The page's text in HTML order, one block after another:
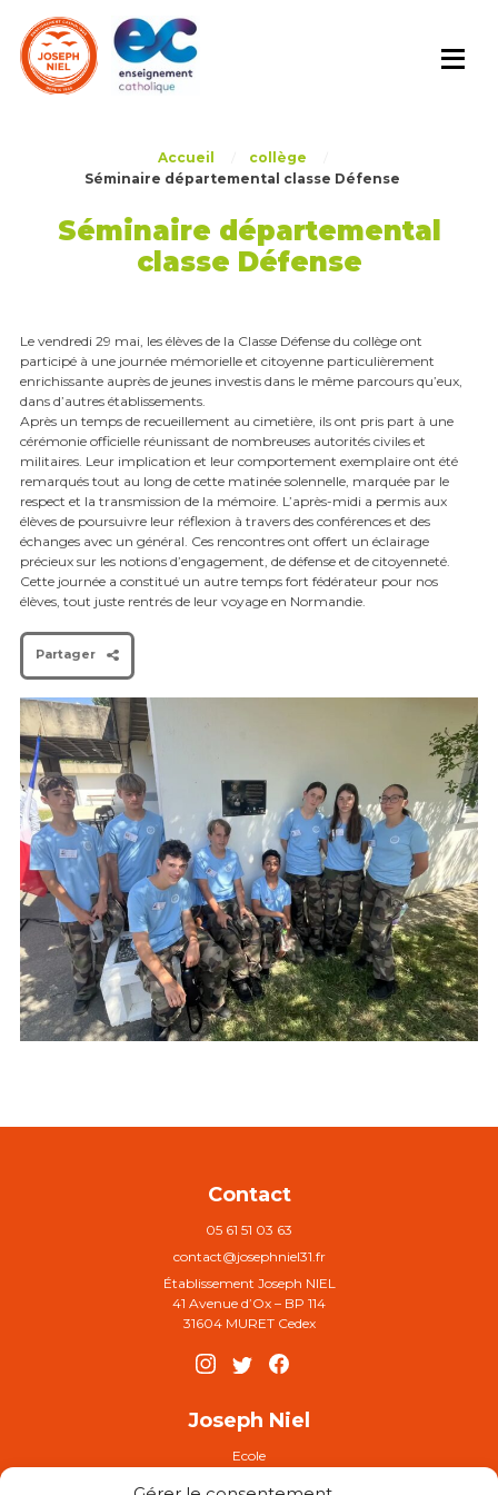
Accueil collège
Séminaire départemental classe Défense
Séminaire départemental
classe Défense
Le vendredi 29 mai, les élèves de la Classe Défense du collège ont
participé à une journée mémorielle et citoyenne particulièrement
enrichissante auprès de jeunes investis dans le même parcours qu’eux,
dans d’autres établissements.
Après un temps de recueillement au cimetière, ils ont pris part à une
cérémonie officielle réunissant de nombreuses autorités civiles et
militaires. Leur implication et leur comportement exemplaire ont été
remarqués tout au long de cette matinée solennelle, marquée par le
respect et la transmission de la mémoire. L’après-midi a permis aux
élèves de poursuivre leur réflexion à travers des conférences et des
échanges avec un général. Ces rencontres ont offert un éclairage
précieux sur les notions d’engagement, de défense et de citoyenneté.
Cette journée a constitué un autre temps fort fédérateur pour nos
élèves, tout juste rentrés de leur voyage en Normandie.
Partager
Contact
05 61 51 03 63
contact@josephniel31.fr
Établissement Joseph NIEL
41 Avenue d’Ox – BP 114
31604 MURET Cedex
Joseph Niel
Ecole